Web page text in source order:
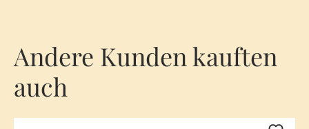
Andere Kunden kauften
auch